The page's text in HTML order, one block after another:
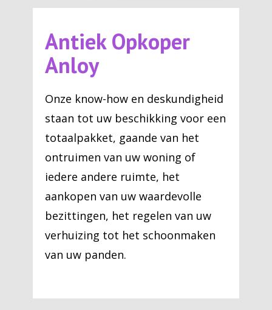
Antiek Opkoper
Anloy
Onze know-how en deskundigheid
staan tot uw beschikking voor een
totaalpakket, gaande van het
ontruimen van uw woning of
iedere andere ruimte, het
aankopen van uw waardevolle
bezittingen, het regelen van uw
verhuizing tot het schoonmaken
van uw panden.